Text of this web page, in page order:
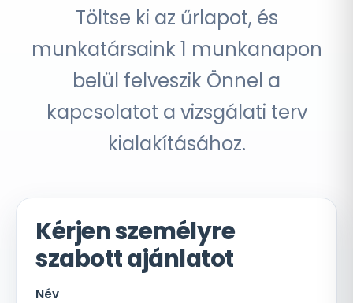
Töltse ki az űrlapot, és
munkatársaink 1 munkanapon
belül felveszik Önnel a
kapcsolatot a vizsgálati terv
kialakításához.
Kérjen személyre
szabott ajánlatot
Név